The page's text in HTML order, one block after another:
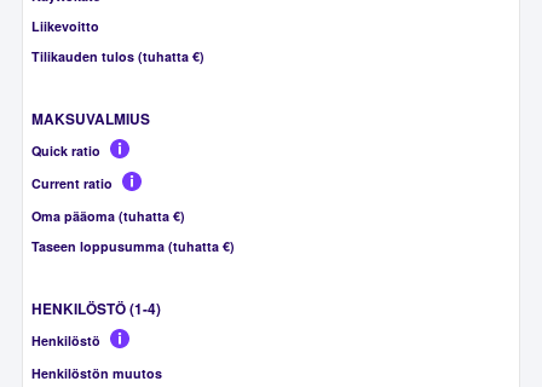
Liikevoitto
Tilikauden tulos (tuhatta €)
MAKSUVALMIUS
Quick ratio
Current ratio
Oma pääoma (tuhatta €)
Taseen loppusumma (tuhatta €)
HENKILÖSTÖ (1-4)
Henkilöstö
Henkilöstön muutos